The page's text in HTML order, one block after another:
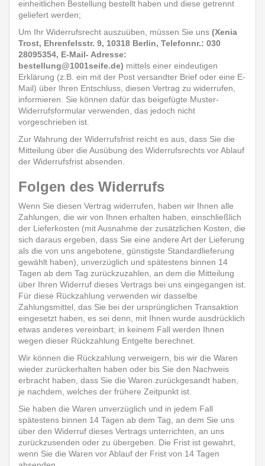
einheitlichen Bestellung bestellt haben und diese getrennt
geliefert werden;
Um Ihr Widerrufsrecht auszuüben, müssen Sie uns (Xenia
Trost, Ehrenfelsstr. 9, 10318 Berlin, Telefonnr.: 030
28095354, E-Mail- Adresse:
bestellung@1001seife.de) mittels einer eindeutigen
Erklärung (z.B. ein mit der Post versandter Brief oder eine E-
Mail) über Ihren Entschluss, diesen Vertrag zu widerrufen,
informieren. Sie können dafür das beigefügte Muster-
Widerrufsformular verwenden, das jedoch nicht
vorgeschrieben ist.
Zur Wahrung der Widerrufsfrist reicht es aus, dass Sie die
Mitteilung über die Ausübung des Widerrufsrechts vor Ablauf
der Widerrufsfrist absenden.
Folgen des Widerrufs
Wenn Sie diesen Vertrag widerrufen, haben wir Ihnen alle
Zahlungen, die wir von Ihnen erhalten haben, einschließlich
der Lieferkosten (mit Ausnahme der zusätzlichen Kosten, die
sich daraus ergeben, dass Sie eine andere Art der Lieferung
als die von uns angebotene, günstigste Standardlieferung
gewählt haben), unverzüglich und spätestens binnen 14
Tagen ab dem Tag zurückzuzahlen, an dem die Mitteilung
über Ihren Widerruf dieses Vertrags bei uns eingegangen ist.
Für diese Rückzahlung verwenden wir dasselbe
Zahlungsmittel, das Sie bei der ursprünglichen Transaktion
eingesetzt haben, es sei denn, mit Ihnen wurde ausdrücklich
etwas anderes vereinbart; in keinem Fall werden Ihnen
wegen dieser Rückzahlung Entgelte berechnet.
Wir können die Rückzahlung verweigern, bis wir die Waren
wieder zurückerhalten haben oder bis Sie den Nachweis
erbracht haben, dass Sie die Waren zurückgesandt haben,
je nachdem, welches der frühere Zeitpunkt ist.
Sie haben die Waren unverzüglich und in jedem Fall
spätestens binnen 14 Tagen ab dem Tag, an dem Sie uns
über den Widerruf dieses Vertrags unterrichten, an uns
zurückzusenden oder zu übergeben. Die Frist ist gewahrt,
wenn Sie die Waren vor Ablauf der Frist von 14 Tagen